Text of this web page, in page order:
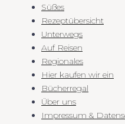
Süßes
Rezeptübersicht
Unterwegs
Auf Reisen
Regionales
Hier kaufen wir ein
Bücherregal
Über uns
Impressum &